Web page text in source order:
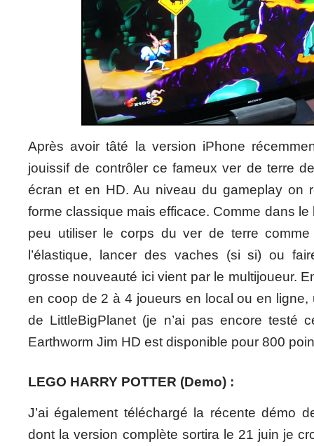
Après avoir tâté la version iPhone
jouissif de contrôler ce fameux ver de terre
écran et en HD. Au niveau du gameplay on
forme classique mais efficace. Comme dans
peu utiliser le corps du ver de terre
l’élastique, lancer des vaches (si si) ou
grosse nouveauté ici vient par le multijoueur.
en coop de 2 à 4 joueurs en local ou en ligne,
de LittleBigPlanet (je n’ai pas encore testé
Earthworm Jim HD est disponible pour 800
LEGO HARRY POTTER (Demo) :
J’ai également téléchargé la récente démo
dont la version complète sortira le 21 juin je